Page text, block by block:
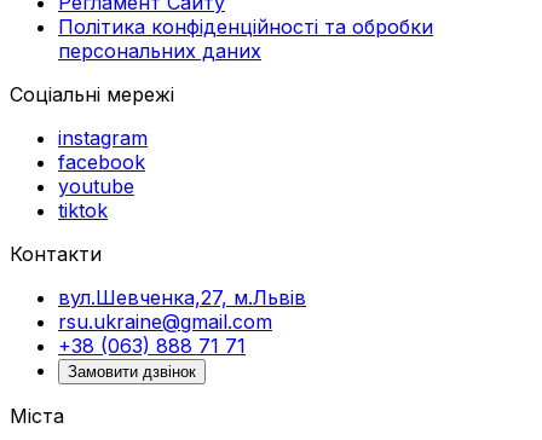
Політика конфіденційності та обробки
персональних даних
Соціальні мережі
instagram
facebook
youtube
tiktok
Контакти
вул.Шевченка,27, м.Львів
rsu.ukraine@gmail.com
+38 (063) 888 71 71
Замовити дзвінок
Міста